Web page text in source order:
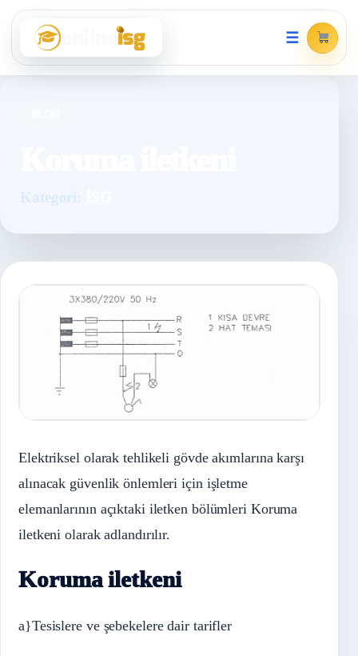
☰
Kategori:
Elektriksel olarak tehlikeli gövde akımlarına karşı
alınacak güvenlik önlemleri için işletme
elemanlarının açıktaki iletken bölümleri Koruma
iletkeni olarak adlandırılır.
Koruma iletkeni
a}Tesislere ve şebekelere dair tarifler